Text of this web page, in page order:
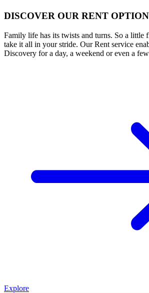
DISCOVER OUR RENT OPTION
Family life has its twists and turns. So a little
take it all in your stride. Our Rent service
Discovery for a day, a weekend or even a
Explore